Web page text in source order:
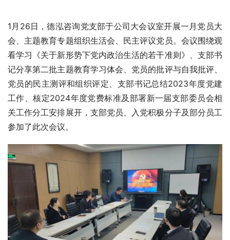
1月26日，德泓咨询党支部于公司大会议室开展一月党员大
会、主题教育专题组织生活会、民主评议党员。会议围绕观
看学习《关于新形势下党内政治生活的若干准则》、支部书
记分享第二批主题教育学习体会、党员的批评与自我批评、
党员的民主测评和组织评定、支部书记总结2023年度党建
工作、核定2024年度党费标准及部署新一届支部委员会相
关工作分工安排展开，支部党员、入党积极分子及部分员工
参加了此次会议。